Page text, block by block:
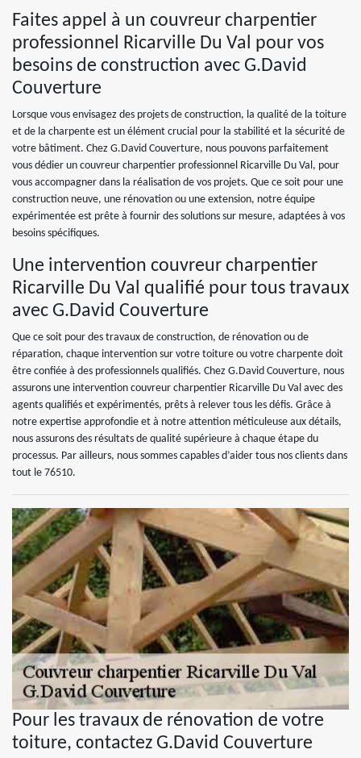
Faites appel à un couvreur charpentier
professionnel Ricarville Du Val pour vos
besoins de construction avec G.David
Couverture
Lorsque vous envisagez des projets de construction, la qualité de la toiture
et de la charpente est un élément crucial pour la stabilité et la sécurité de
votre bâtiment. Chez G.David Couverture, nous pouvons parfaitement
vous dédier un couvreur charpentier professionnel Ricarville Du Val, pour
vous accompagner dans la réalisation de vos projets. Que ce soit pour une
construction neuve, une rénovation ou une extension, notre équipe
expérimentée est prête à fournir des solutions sur mesure, adaptées à vos
besoins spécifiques.
Une intervention couvreur charpentier
Ricarville Du Val qualifié pour tous travaux
avec G.David Couverture
Que ce soit pour des travaux de construction, de rénovation ou de
réparation, chaque intervention sur votre toiture ou votre charpente doit
être confiée à des professionnels qualifiés. Chez G.David Couverture, nous
assurons une intervention couvreur charpentier Ricarville Du Val avec des
agents qualifiés et expérimentés, prêts à relever tous les défis. Grâce à
notre expertise approfondie et à notre attention méticuleuse aux détails,
nous assurons des résultats de qualité supérieure à chaque étape du
processus. Par ailleurs, nous sommes capables d’aider tous nos clients dans
tout le 76510.
Pour les travaux de rénovation de votre
toiture, contactez G.David Couverture